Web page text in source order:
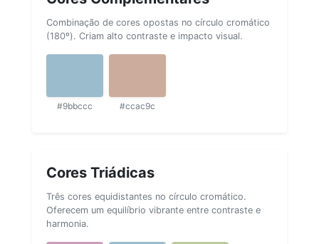
Combinação de cores opostas no círculo cromático
(180º). Criam alto contraste e impacto visual.
#9bbccc #ccac9c
Cores Triádicas
Três cores equidistantes no círculo cromático.
Oferecem um equilíbrio vibrante entre contraste e
harmonia.